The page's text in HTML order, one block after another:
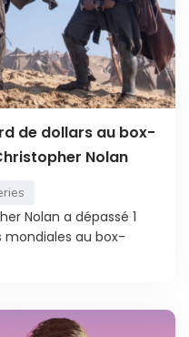
de dollars au box-
Nolan
Nolan a dépassé 1
mondiales au box-